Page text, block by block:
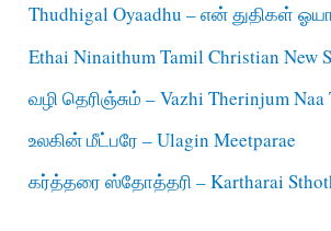
Thudhigal Oyaadhu – என் துதிகள்
Ethai Ninaithum Tamil Christian New
வழி தெரிஞ்சும் – Vazhi Therinjum
உலகின் மீட்பரே – Ulagin Meetparae
கர்த்தரை ஸ்தோத்தரி – Kartharai